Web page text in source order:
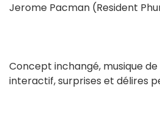
Jerome Pacman (Resident
Concept inchangé, musique
interactif, surprises et délires